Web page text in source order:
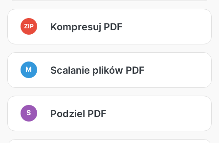
ZIP Kompresuj PDF
M Scalanie plików PDF
S Podziel PDF